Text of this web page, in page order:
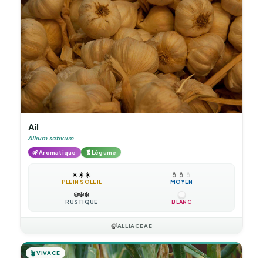
Ail
Allium sativum
🌱Aromatique 🥬Légume
☀️☀️☀️
PLEIN SOLEIL
💧 💧 💧
MOYEN
❄️❄️❄️
RUSTIQUE BLANC
🍃ALLIACEAE
🪴VIVACE